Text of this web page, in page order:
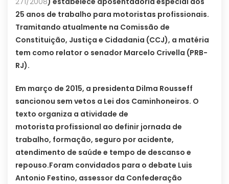
25 anos de trabalho para motoristas profissionais.
Tramitando atualmente na Comissão de
Constituição, Justiça e Cidadania (CCJ), a matéria
tem como relator o senador Marcelo Crivella (PRB-
RJ).
Em março de 2015, a presidenta Dilma Rousseff
sancionou sem vetos a Lei dos Caminhoneiros. O
texto organiza a atividade de
motorista profissional ao definir jornada de
trabalho, formação, seguro por acidente,
atendimento de saúde e tempo de descanso e
repouso.Foram convidados para o debate Luis
Antonio Festino, assessor da Confederação